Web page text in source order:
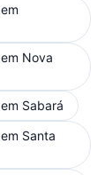
em
em Nova
em Sabará
em Santa